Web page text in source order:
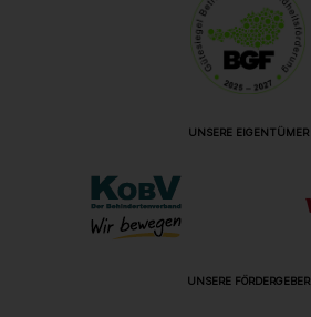
UNSERE EIGENTÜMER
UNSERE FÖRDERGEBER